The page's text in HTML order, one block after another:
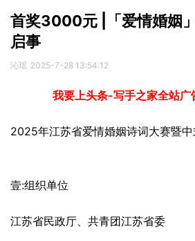
首奖3000元 |「爱情婚姻
启事
沁瑶 2025-7-28 13:54:12
我要上头条-写手之家全站广
2025年江苏省爱情婚姻诗词大赛暨
壹:组织单位
江苏省民政厅、共青团江苏省委